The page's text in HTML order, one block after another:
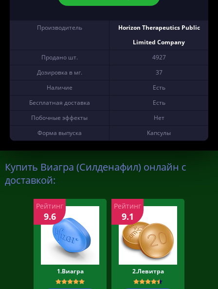
Производитель
Horizon Therapeutics Public
Limited Company
Продано шт.
4927
Дозировка в мг.
37
Наличие
Есть
Бесплатная доставка
Есть
Побочные эффекты
Нет
Форма выпуска
Капсулы
Купить Виагра (Силденафил) онлайн с
доставкой:
1.Виагра
Рейтинг
9.6
2.Левитра
Рейтинг
9.1